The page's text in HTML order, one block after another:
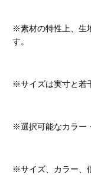
※素材の特性上、生
す。
※サイズは実寸と若
※選択可能なカラー
※サイズ、カラー、